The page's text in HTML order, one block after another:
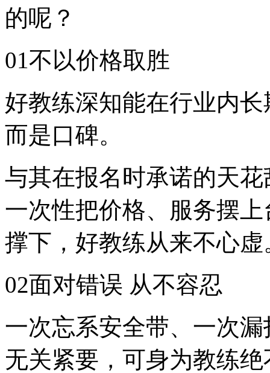
的呢？
01不以价格取胜
好教练深知能在行业内
而是口碑。
与其在报名时承诺的天
一次性把价格、服务摆
撑下，好教练从来不心虚
02面对错误 从不容忍
一次忘系安全带、一次
无关紧要，可身为教练